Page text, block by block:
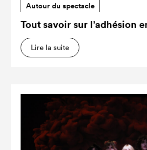
Autour du spectacle
Tout savoir sur l’adhésion
Lire la suite